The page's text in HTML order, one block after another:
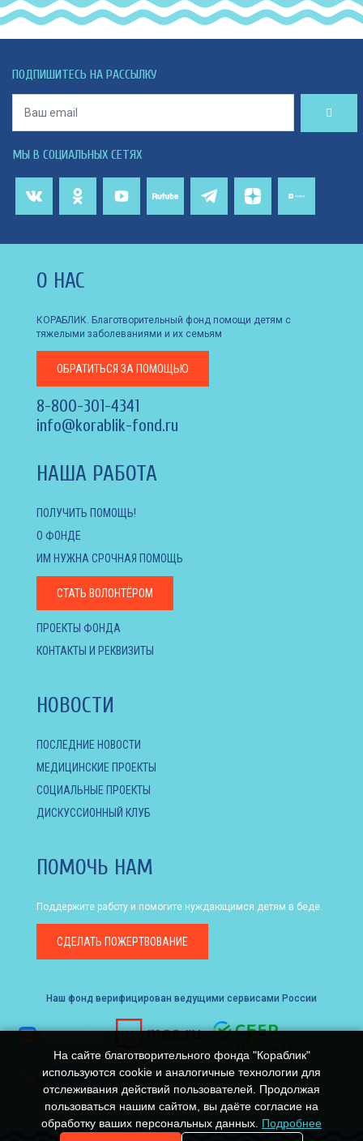
ПОДПИШИТЕСЬ НА РАССЫЛКУ
МЫ В СОЦИАЛЬНЫХ СЕТЯХ
О НАС
КОРАБЛИК. Благотворительный фонд помощи детям с
тяжелыми заболеваниями и их семьям
ОБРАТИТЬСЯ ЗА ПОМОЩЬЮ
8-800-301-4341
info@korablik-fond.ru
НАША РАБОТА
ПОЛУЧИТЬ ПОМОЩЬ!
О ФОНДЕ
ИМ НУЖНА СРОЧНАЯ ПОМОЩЬ
СТАТЬ ВОЛОНТЁРОМ
ПРОЕКТЫ ФОНДА
КОНТАКТЫ И РЕКВИЗИТЫ
НОВОСТИ
ПОСЛЕДНИЕ НОВОСТИ
МЕДИЦИНСКИЕ ПРОЕКТЫ
СОЦИАЛЬНЫЕ ПРОЕКТЫ
ДИСКУССИОННЫЙ КЛУБ
ПОМОЧЬ НАМ
Поддержите работу и помогите нуждающимся детям в беде.
СДЕЛАТЬ ПОЖЕРТВОВАНИЕ
Наш фонд верифицирован ведущими сервисами России
На сайте благотворительного фонда "Кораблик"
используются cookie и аналогичные технологии для
отслеживания действий пользователей. Продолжая
пользоваться нашим сайтом, вы даёте согласие на
обработку ваших персональных данных. Подробнее